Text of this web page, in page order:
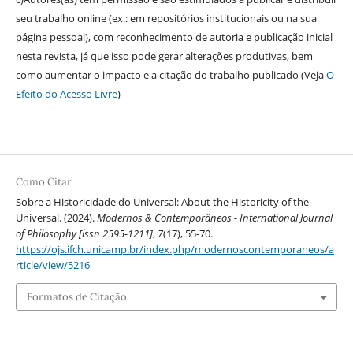
seu trabalho online (ex.: em repositórios institucionais ou na sua
página pessoal), com reconhecimento de autoria e publicação inicial
nesta revista, já que isso pode gerar alterações produtivas, bem
como aumentar o impacto e a citação do trabalho publicado (VejaO
Efeito do Acesso Livre)
Como Citar
Sobre a Historicidade do Universal: About the Historicity of the
Universal. (2024).Modernos & Contemporâneos - International Journal
of Philosophy [issn 2595-1211], 7(17), 55-70.
https://ojs.ifch.unicamp.br/index.php/modernoscontemporaneos/a
rticle/view/5216
Formatos de Citação